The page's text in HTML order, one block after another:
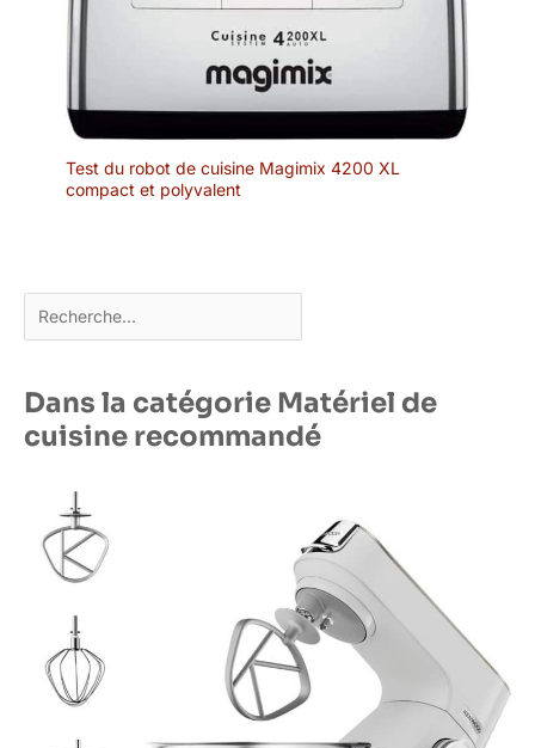
Test du robot de cuisine Magimix 4200 XL
compact et polyvalent
Rechercher
Dans la catégorie Matériel de
cuisine recommandé